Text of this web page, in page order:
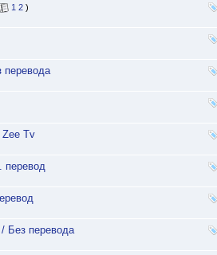
1 2 )
перевода
Tv
перевод
Без перевода